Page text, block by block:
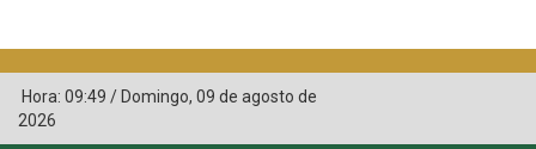
Hora: 09:49 /Domingo, 09 de agosto de
2026